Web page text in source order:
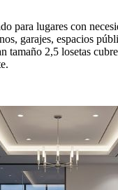
para lugares con
garajes, espacios
tamaño 2,5 losetas